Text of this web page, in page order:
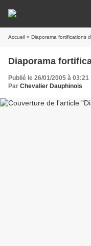
Accueil » Diaporama fortifications
Diaporama
Publié le 26/01/2005 à 03:21
Par Chevalier Dauphinois